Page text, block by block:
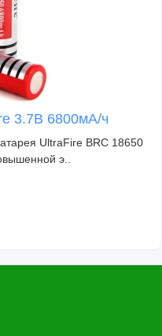
3.7В 6800мА/ч
UltraFire BRC 18650
э..